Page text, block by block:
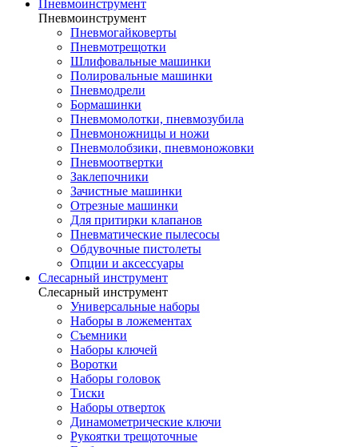
Пневмоинструмент
Пневмоинструмент
Пневмогайковерты
Пневмотрещотки
Шлифовальные машинки
Полировальные машинки
Пневмодрели
Бормашинки
Пневмомолотки, пневмозубила
Пневмоножницы и ножи
Пневмолобзики, пневмоножовки
Пневмоотвертки
Заклепочники
Зачистные машинки
Отрезные машинки
Для притирки клапанов
Пневматические пылесосы
Обдувочные пистолеты
Опции и аксессуары
Слесарный инструмент
Слесарный инструмент
Универсальные наборы
Наборы в ложементах
Съемники
Наборы ключей
Воротки
Наборы головок
Тиски
Наборы отверток
Динамометрические ключи
Рукоятки трещоточные